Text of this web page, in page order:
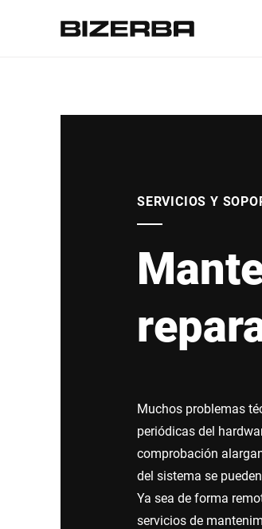
Sitio web global
SERVICIOS Y
Muchos problemas
periódicas del
comprobación
del sistema se
Ya sea de forma
servicios de